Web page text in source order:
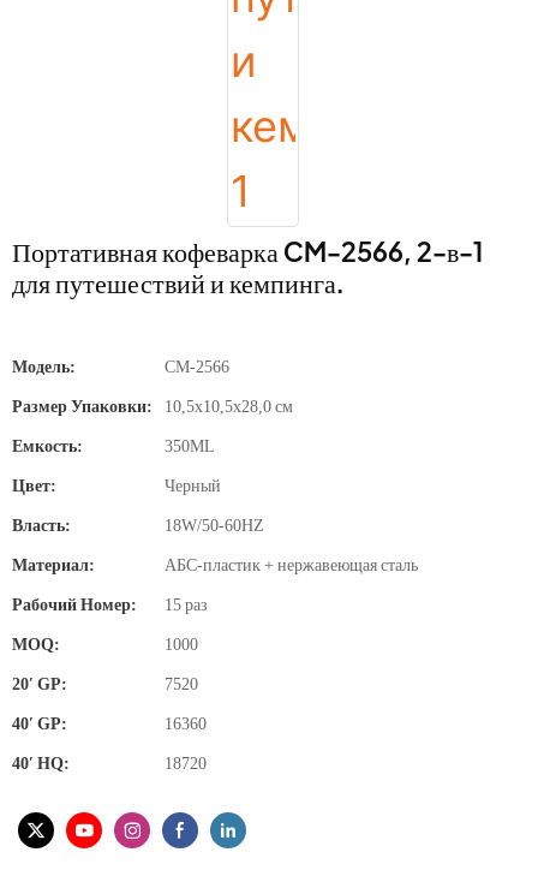
Портативная кофеварка CM-2566, 2-в-1
для путешествий и кемпинга.
Модель: CM-2566
Размер Упаковки: 10,5х10,5х28,0 см
Емкость: 350ML
Цвет: Черный
Власть: 18W/50-60HZ
Материал: АБС-пластик + нержавеющая сталь
Рабочий Номер: 15 раз
MOQ: 1000
20′ GP: 7520
40′ GP: 16360
40′ HQ: 18720